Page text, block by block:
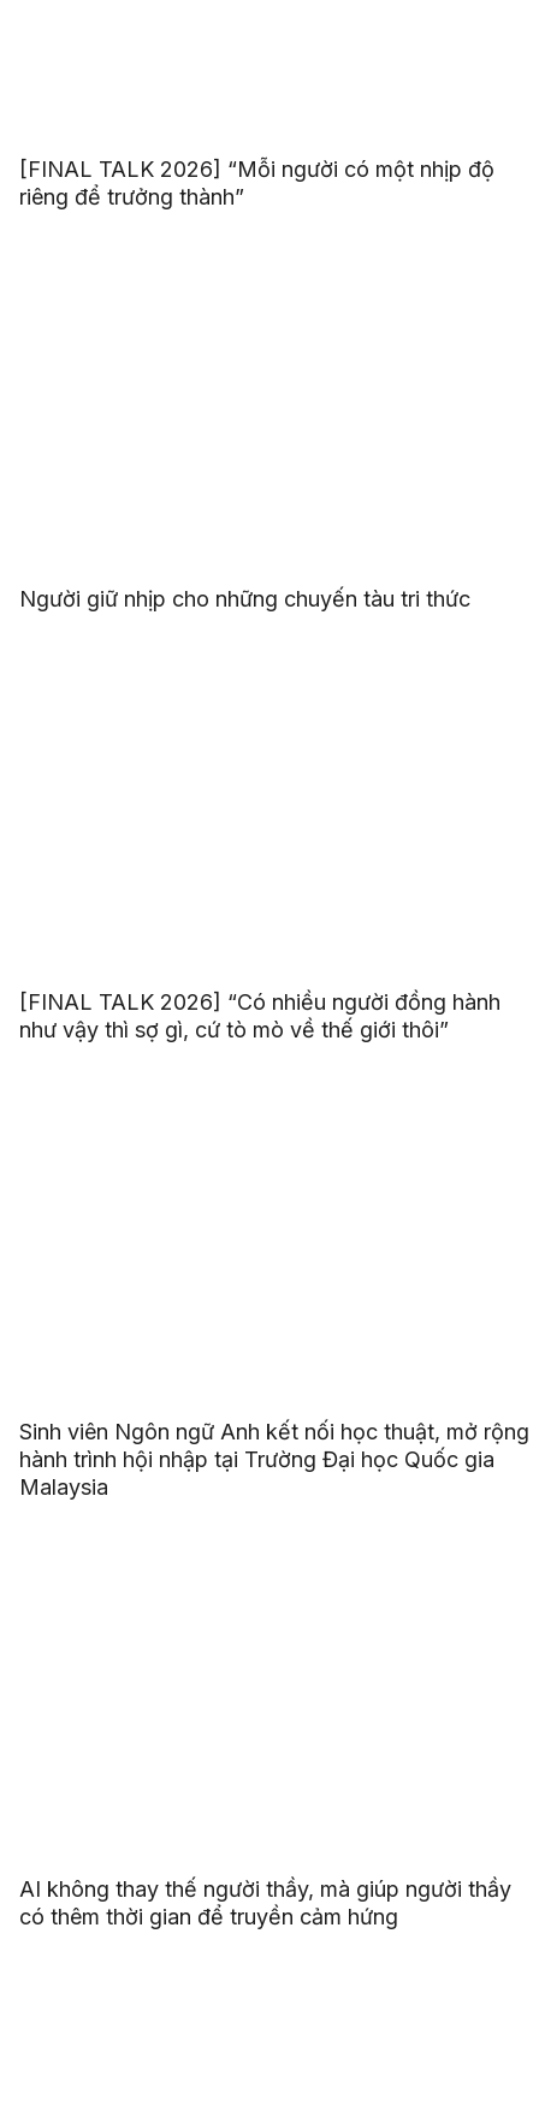
[FINAL TALK 2026] “Mỗi người có một nhịp độ
riêng để trưởng thành”
Người giữ nhịp cho những chuyến tàu tri thức
[FINAL TALK 2026] “Có nhiều người đồng hành
như vậy thì sợ gì, cứ tò mò về thế giới thôi”
Sinh viên Ngôn ngữ Anh kết nối học thuật, mở rộng
hành trình hội nhập tại Trường Đại học Quốc gia
Malaysia
AI không thay thế người thầy, mà giúp người thầy
có thêm thời gian để truyền cảm hứng